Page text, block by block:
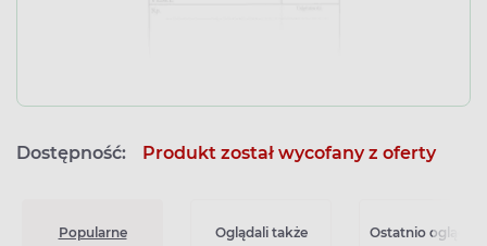
Dostępność: Produkt został wycofany z oferty
Popularne Oglądali także Ostatnio